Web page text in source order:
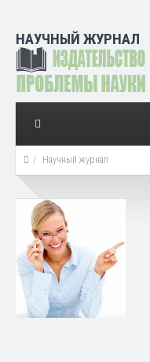
НАУЧНЫЙ ЖУРНАЛ
Научный журнал